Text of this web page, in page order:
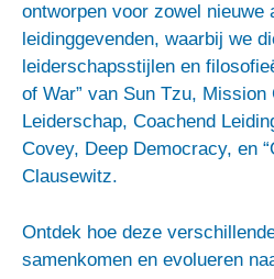
ontworpen voor zowel nieuwe
leidinggevenden, waarbij we
leiderschapsstijlen en
of War” van Sun Tzu, Mission
Leiderschap, Coachend
Covey, Deep Democracy, en
Clausewitz.
Ontdek hoe deze
samenkomen en evolueren